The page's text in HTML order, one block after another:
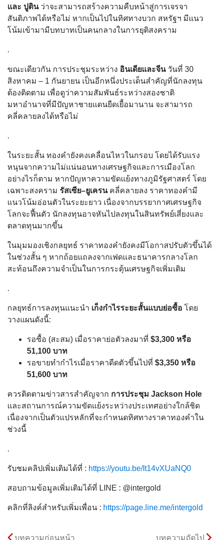
และ ปูตินว่าจะสามารถสร้างความคืบหน้าสู่การเจรจา
สันติภาพได้หรือไม่ หากเป็นไปในทิศทางบวก สหรัฐฯ มีแนว
โน้มเข้ามามีบทบาทเป็นคนกลางในการยุติสงคราม
.
ขณะเดียวกัน การประชุมระหว่าง อินเดียและจีนวันที่ 30
สิงหาคม – 1 กันยายน เป็นอีกหนึ่งประเด็นสำคัญที่นักลงทุน
ต้องติดตาม เพื่อดูว่าความสัมพันธ์ระหว่างสองชาติ
มหาอำนาจที่มีปัญหาชายแดนยืดเยื้อมานาน จะสามารถ
คลี่คลายลงได้หรือไม่
.
ในระยะสั้น ทองคำยังคงเคลื่อนไหวในกรอบ โดยได้รับแรง
หนุนจากความไม่แน่นอนทางเศรษฐกิจและการเมืองโลก
อย่างไรก็ตาม หากปัญหาความขัดแย้งทางภูมิรัฐศาสตร์ โดย
เฉพาะสงคราม รัสเซีย–ยูเครนคลี่คลายลง ราคาทองคำมี
แนวโน้มอ่อนตัวในระยะยาว เนื่องจากบรรยากาศเศรษฐกิจ
โลกจะฟื้นตัว นักลงทุนอาจหันไปลงทุนในสินทรัพย์เสี่ยงและ
ตลาดทุนมากขึ้น
ในมุมมองเชิงกลยุทธ์ ราคาทองคำยังคงมีโอกาสปรับตัวขึ้นได้
ในช่วงสั้น ๆ หากถ้อยแถลงจากเฟดและธนาคารกลางโลก
สะท้อนถึงความจำเป็นในการกระตุ้นเศรษฐกิจเพิ่มเติม
.
กลยุทธ์การลงทุนแนะนำ เก็งกำไรระยะสั้นแบบย่อซื้อ โดย
วางแผนดังนี้:
รอซื้อ (สะสม) เมื่อราคาย่อตัวลงมาที่ $3,300 หรือ
51,100 บาท
รอขายทำกำไรเมื่อราคาดีดตัวขึ้นไปที่ $3,350 หรือ
51,600 บาท
ควรติดตามข่าวสารสำคัญจาก การประชุม Jackson Hole
และสถานการณ์ความขัดแย้งระหว่างประเทศอย่างใกล้ชิด
เนื่องจากเป็นตัวแปรหลักที่จะกำหนดทิศทางราคาทองคำใน
ช่วงนี้
.
รับชมคลิปเพิ่มเติมได้ที่ : https://youtu.be/It14vXUaNQ0
สอบถามข้อมูลเพิ่มเติมได้ที่ LINE : @intergold
คลิกที่ลิงค์สำหรับเพิ่มเพื่อน : https://page.line.me/intergold
บทความก่อนหน้า บทความถัดไป